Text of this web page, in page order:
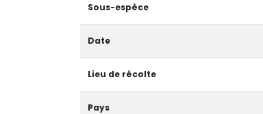
Sous-espèce
Date
Lieu de récolte
Pays